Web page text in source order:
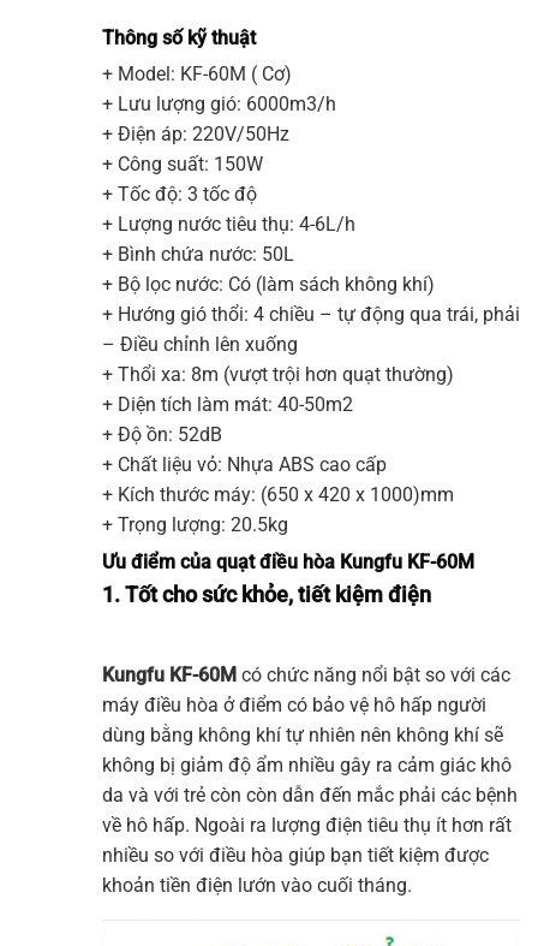
Thông số kỹ thuật
+ Model: KF-60M ( Cơ)
+ Lưu lượng gió: 6000m3/h
+ Điện áp: 220V/50Hz
+ Công suất: 150W
+ Tốc độ: 3 tốc độ
+ Lượng nước tiêu thụ: 4-6L/h
+ Bình chứa nước: 50L
+ Bộ lọc nước: Có (làm sách không khí)
+ Hướng gió thổi: 4 chiều – tự động qua trái, phải
– Điều chỉnh lên xuống
+ Thổi xa: 8m (vượt trội hơn quạt thường)
+ Diện tích làm mát: 40-50m2
+ Độ ồn: 52dB
+ Chất liệu vỏ: Nhựa ABS cao cấp
+ Kích thước máy: (650 x 420 x 1000)mm
+ Trọng lượng: 20.5kg
Ưu điểm của quạt điều hòa Kungfu KF-60M
1. Tốt cho sức khỏe, tiết kiệm điện
Kungfu KF-60M có chức năng nổi bật so với các
máy điều hòa ở điểm có bảo vệ hô hấp người
dùng bằng không khí tự nhiên nên không khí sẽ
không bị giảm độ ẩm nhiều gây ra cảm giác khô
da và với trẻ còn còn dẫn đến mắc phải các bệnh
về hô hấp. Ngoài ra lượng điện tiêu thụ ít hơn rất
nhiều so với điều hòa giúp bạn tiết kiệm được
khoản tiền điện lướn vào cuối tháng.